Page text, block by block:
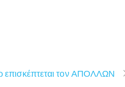
επισκέπτεται τον ΑΠΟΛΛΩΝ